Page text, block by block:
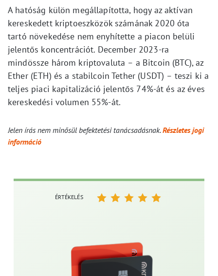
A hatóság külön megállapította, hogy az aktívan
kereskedett kriptoeszközök számának 2020 óta
tartó növekedése nem enyhítette a piacon belüli
jelentős koncentrációt. December 2023-ra
mindössze három kriptovaluta – a Bitcoin (BTC), az
Ether (ETH) és a stabilcoin Tether (USDT) – teszi ki a
teljes piaci kapitalizáció jelentős 74%-át és az éves
kereskedési volumen 55%-át.
Jelen írás nem minősül befektetési tanácsadásnak.Részletes jogi
információ
ÉRTÉKELÉS